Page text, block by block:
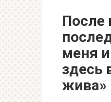
После
меня
здесь
жива»